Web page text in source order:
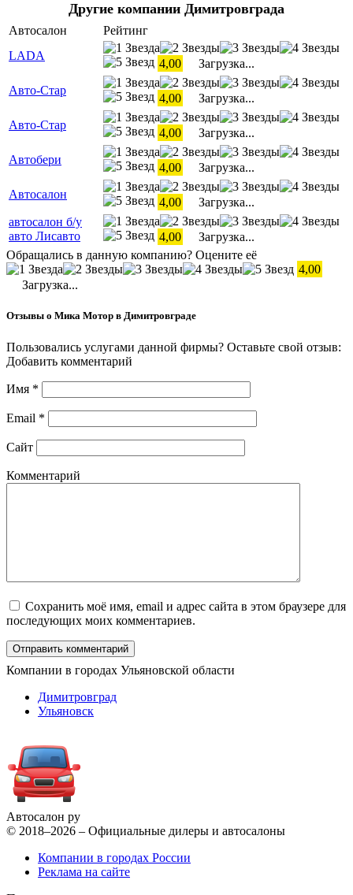
Другие компании Димитровграда
Автосалон
Рейтинг
LADA
4,00
Загрузка...
Авто-Стар
4,00
Загрузка...
Авто-Стар
4,00
Загрузка...
Автобери
4,00
Загрузка...
Автосалон
4,00
Загрузка...
автосалон б/у
авто Лисавто
4,00
Загрузка...
Обращались в данную компанию? Оцените её
4,00
Загрузка...
Отзывы о Мика Мотор в Димитровграде
Пользовались услугами данной фирмы? Оставьте свой отзыв:
Добавить комментарий
Имя *
Email *
Сайт
Комментарий
Сохранить моё имя, email и адрес сайта в этом браузере для
последующих моих комментариев.
Компании в городах Ульяновской области
Димитровград
Ульяновск
Автосалон ру
© 2018–2026 – Официальные дилеры и автосалоны
Компании в городах России
Реклама на сайте